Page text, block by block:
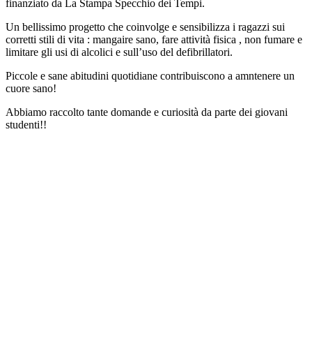
finanziato da La Stampa Specchio dei Tempi.
Un bellissimo progetto che coinvolge e sensibilizza i ragazzi sui
corretti stili di vita : mangaire sano, fare attività fisica , non fumare e
limitare gli usi di alcolici e sull’uso del defibrillatori.
Piccole e sane abitudini quotidiane contribuiscono a amntenere un
cuore sano!
Abbiamo raccolto tante domande e curiosità da parte dei giovani
studenti!!